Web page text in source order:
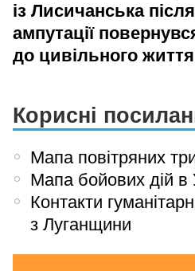
із Лисичанська після
ампутації
до цивільного життя
Корисні
Мапа повітряних
Мапа бойових дій в
Контакти
з Луганщини